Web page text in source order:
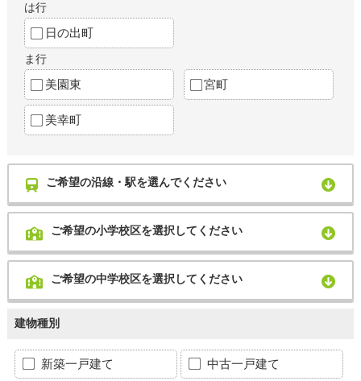
は行
日の出町
ま行
美園東 宮町
美幸町
ご希望の沿線・駅を選んでください
ご希望の小学校区を選択してください
ご希望の中学校区を選択してください
建物種別
新築一戸建て 中古一戸建て